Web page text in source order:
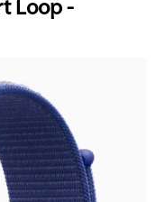
Loop -